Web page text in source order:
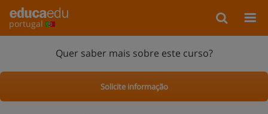
portugal
Quer saber mais sobre este curso?
Solicite informação